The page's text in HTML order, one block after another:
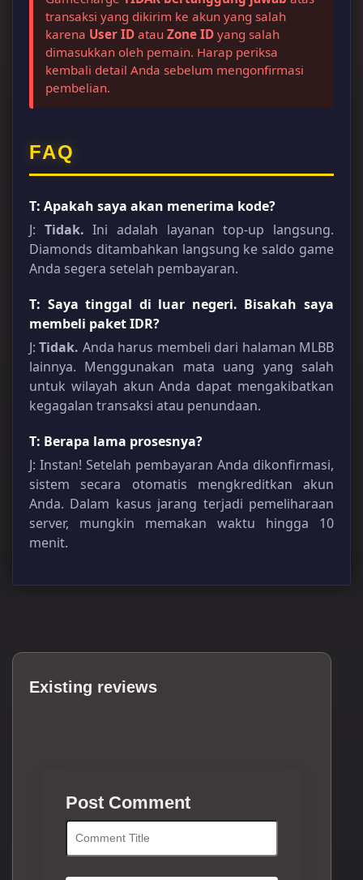
transaksi yang dikirim ke akun yang salah
karena User ID atau Zone ID yang salah
dimasukkan oleh pemain. Harap periksa
kembali detail Anda sebelum mengonfirmasi
pembelian.
FAQ
T: Apakah saya akan menerima kode?
J: Tidak. Ini adalah layanan top-up langsung.
Diamonds ditambahkan langsung ke saldo game
Anda segera setelah pembayaran.
T: Saya tinggal di luar negeri. Bisakah saya
membeli paket IDR?
J:Tidak. Anda harus membeli dari halaman MLBB
lainnya. Menggunakan mata uang yang salah
untuk wilayah akun Anda dapat mengakibatkan
kegagalan transaksi atau penundaan.
T: Berapa lama prosesnya?
J: Instan! Setelah pembayaran Anda dikonfirmasi,
sistem secara otomatis mengkreditkan akun
Anda. Dalam kasus jarang terjadi pemeliharaan
server, mungkin memakan waktu hingga 10
menit.
Existing reviews
Post Comment